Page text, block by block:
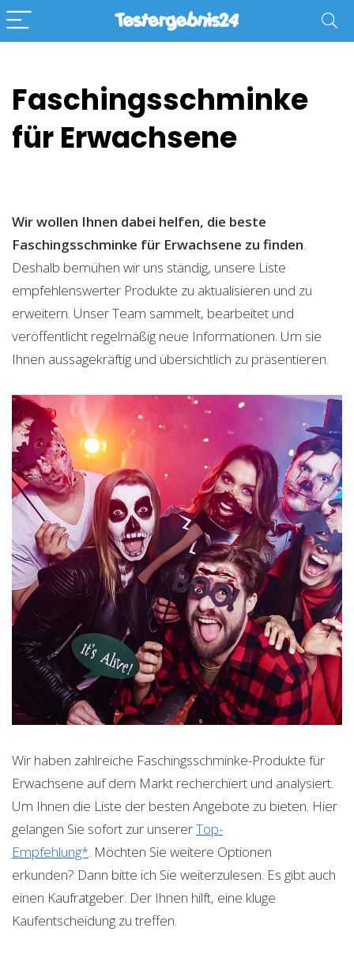
Faschingsschminke
für Erwachsene
Wir wollen Ihnen dabei helfen, die beste
Faschingsschminke für Erwachsene zu finden.
Deshalb bemühen wir uns ständig, unsere Liste
empfehlenswerter Produkte zu aktualisieren und zu
erweitern. Unser Team sammelt, bearbeitet und
veröffentlicht regelmäßig neue Informationen. Um sie
Ihnen aussagekräftig und übersichtlich zu präsentieren.
Wir haben zahlreiche Faschingsschminke-Produkte für
Erwachsene auf dem Markt recherchiert und analysiert.
Um Ihnen die Liste der besten Angebote zu bieten. Hier
gelangen Sie sofort zur unsererTop-
Empfehlung*. Möchten Sie weitere Optionen
erkunden? Dann bitte ich Sie weiterzulesen. Es gibt auch
einen Kaufratgeber. Der Ihnen hilft, eine kluge
Kaufentscheidung zu treffen.